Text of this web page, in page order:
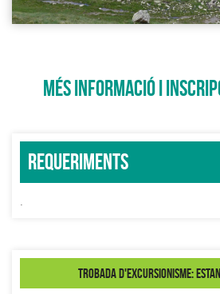
MÉS INFORMACIÓ I
Requeriments
.
Trobada d'Excursionisme: